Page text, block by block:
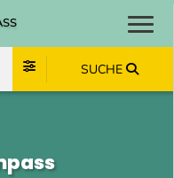
SUCHE